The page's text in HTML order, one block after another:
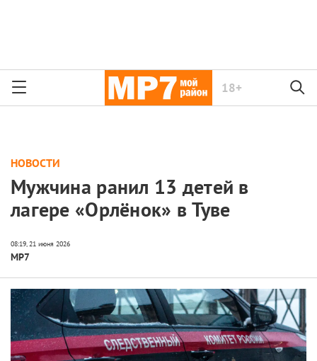
18+
НОВОСТИ
Мужчина ранил 13 детей в
лагере «Орлёнок» в Туве
МР7